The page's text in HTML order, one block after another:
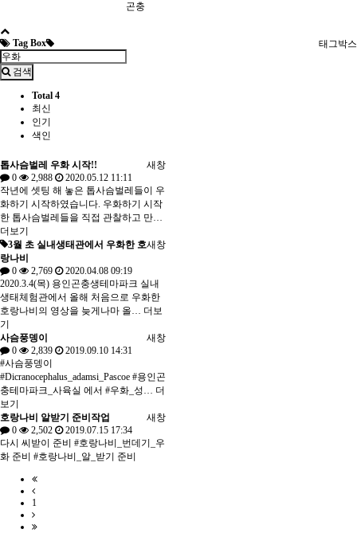
곤충
Tag Box 태그박스
검색
Total 4
최신
인기
색인
새창
톱사슴벌레 우화 시작!!
0
2,988
2020.05.12 11:11
작년에 셋팅 해 놓은 톱사슴벌레들이 우
화하기 시작하였습니다. 우화하기 시작
한 톱사슴벌레들을 직접 관찰하고 만…
더보기
새창
3월 초 실내생태관에서 우화한 호
랑나비
0
2,769
2020.04.08 09:19
2020.3.4(목) 용인곤충생테마파크 실내
생태체험관에서 올해 처음으로 우화한
호랑나비의 영상을 늦게나마 올… 더보
기
새창
사슴풍뎅이
0
2,839
2019.09.10 14:31
#사슴풍뎅이
#Dicranocephalus_adamsi_Pascoe #용인곤
충테마파크_사육실 에서 #우화_성… 더
보기
새창
호랑나비 알받기 준비작업
0
2,502
2019.07.15 17:34
다시 씨받이 준비 #호랑나비_번데기_우
화 준비 #호랑나비_알_받기 준비
1